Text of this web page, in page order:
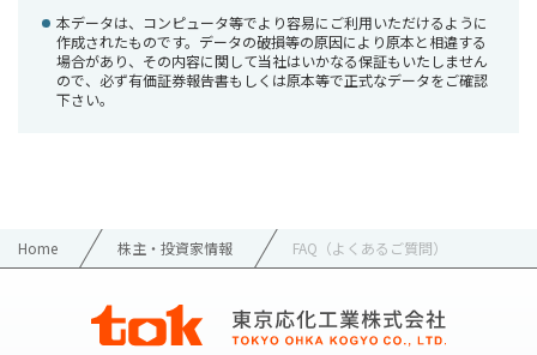
本データは、コンピュータ等でより容易にご利用いただけるように
作成されたものです。データの破損等の原因により原本と相違する
場合があり、その内容に関して当社はいかなる保証もいたしません
ので、必ず有価証券報告書もしくは原本等で正式なデータをご確認
下さい。
Home 株主・投資家情報 FAQ（よくあるご質問）